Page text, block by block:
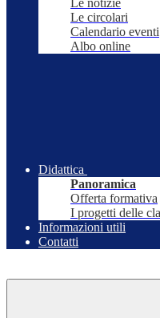
Le notizie
Le circolari
Calendario eventi
Albo online
Didattica
Panoramica
Offerta formativa
I progetti delle
Informazioni utili
Contatti